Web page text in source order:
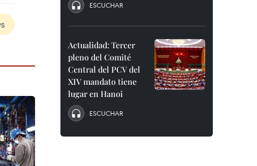
ESCUCHAR
Actualidad: Tercer
pleno del Comité
Central del PCV del
XIV mandato tiene
lugar en Hanoi
ESCUCHAR